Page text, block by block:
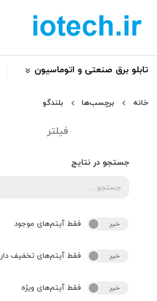
تابلو برق صنعتی و اتوماسیون
خانه برچسب‌ها بلندگو
فیلتر
جستجو در نتایج
بله خیر فقط آیتم‌های موجود
بله خیر فقط آیتم‌های تخفیف دار
بله خیر فقط آیتم‌های ویژه